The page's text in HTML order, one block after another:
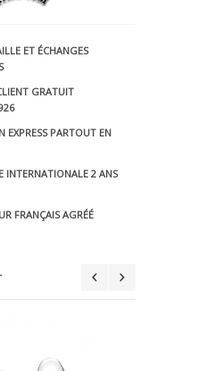
ET ÉCHANGES
GRATUIT
EXPRESS PARTOUT EN
INTERNATIONALE 2 ANS
FRANÇAIS AGRÉÉ